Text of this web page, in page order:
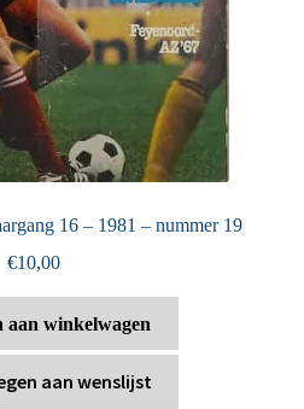
16 – 1981 – nummer 19
€10,00
aan winkelwagen
aan wenslijst